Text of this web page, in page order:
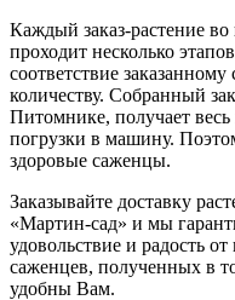
Каждый заказ-растение
проходит несколько
соответствие
количеству. Собранный
Питомнике, получает
погрузки в машину.
здоровые саженцы.
Заказывайте доставку
«Мартин-сад» и мы
удовольствие и радость
саженцев, полученных в
удобны Вам.